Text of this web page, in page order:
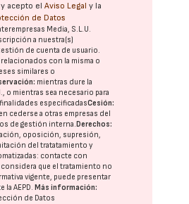
acepto elAviso Legal y la
de Datos
Media, S.L.U.
a nuestra(s)
de cuenta de usuario.
con la misma o
similares o
mientras dure la
o mientras sea necesario para
finalidades especificadasCesión:
cederse a otras empresas del
de gestión interna. Derechos:
oposición, supresión,
del tratatamiento y
contacte con
considera que el tratamiento no
vigente, puede presentar
laAEPD. Más información:
de Datos